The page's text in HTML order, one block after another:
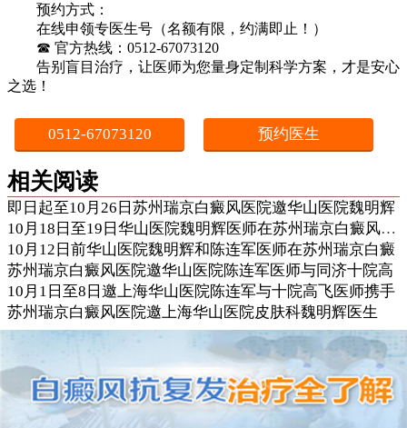
预约方式：
在线申领专医生号（名额有限，约满即止！）
☎ 官方热线：0512-67073120
告别盲目治疗，让医师为您量身定制科学方案，才是安心
之选！
0512-67073120 预约医生
相关阅读
即日起至10月26日苏州瑞京白癜风医院邀华山医院魏明辉
10月18日至19日华山医院魏明辉医师在苏州瑞京白癜风医院
10月12日前华山医院魏明辉和陈连军医师在苏州瑞京白癜
苏州瑞京白癜风医院邀华山医院陈连军医师与同济十院高
10月1日至8日邀上海华山医院陈连军与十院高飞医师携手
苏州瑞京白癜风医院邀上海华山医院皮肤科魏明辉医生